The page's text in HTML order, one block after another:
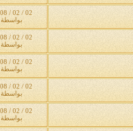
02 / 02 / 2008
بواسطة
02 / 02 / 2008
بواسطة
02 / 02 / 2008
بواسطة
02 / 02 / 2008
بواسطة
02 / 02 / 2008
بواسطة